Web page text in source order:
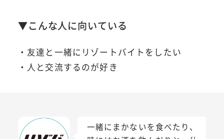
▼こんな人に向いている
・友達と一緒にリゾートバイトをしたい
・人と交流するのが好き
一緒にまかないを食べたり、